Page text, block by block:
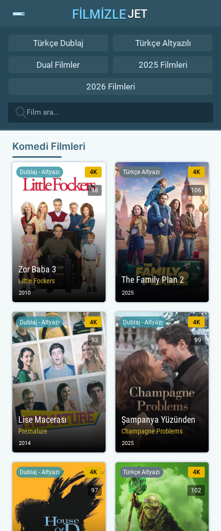
FİLMİZLEJET
Türkçe Dublaj Türkçe Altyazılı
Dual Filmler 2025 Filmleri
2026 Filmleri
Komedi Filmleri
Zor Baba 3
Little Fockers
Dublaj - Altyazı 4K
98
2010
The Family Plan 2
Türkçe Altyazı 4K
106
2025
Lise Macerası
Premature
Dublaj - Altyazı 4K
93
2014
Şampanya Yüzünden
Champagne Problems
Dublaj - Altyazı 4K
99
2025
Dublaj - Altyazı 4K
97
Türkçe Altyazı 4K
102